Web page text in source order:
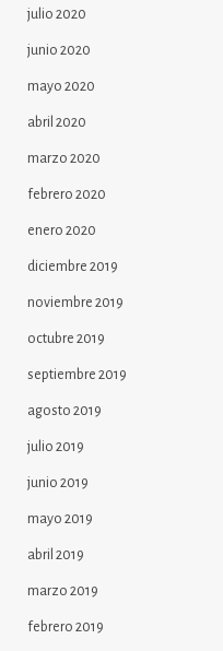
julio 2020
junio 2020
mayo 2020
abril 2020
marzo 2020
febrero 2020
enero 2020
diciembre 2019
noviembre 2019
octubre 2019
septiembre 2019
agosto 2019
julio 2019
junio 2019
mayo 2019
abril 2019
marzo 2019
febrero 2019